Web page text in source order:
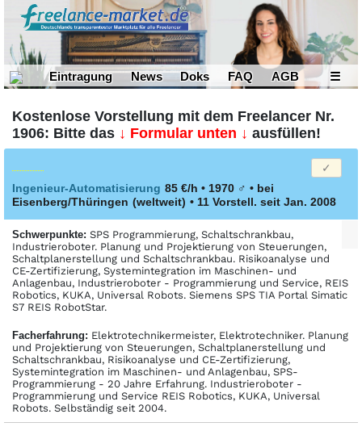
Eintragung News Doks FAQ AGB ☰
Kostenlose Vorstellung mit dem Freelancer Nr.
1906: Bitte das ↓ Formular unten ↓ ausfüllen!
Ingenieur-Automatisierung 85 €/h • 1970 ♂ • bei
Eisenberg/Thüringen (weltweit) • 11 Vorstell. seit Jan. 2008
Schwerpunkte: SPS Programmierung, Schaltschrankbau,
Industrieroboter. Planung und Projektierung von Steuerungen,
Schaltplanerstellung und Schaltschrankbau. Risikoanalyse und
CE-Zertifizierung, Systemintegration im Maschinen- und
Anlagenbau, Industrieroboter - Programmierung und Service, REIS
Robotics, KUKA, Universal Robots. Siemens SPS TIA Portal Simatic
S7 REIS RobotStar.
Facher­fahrung: Elektrotechnikermeister, Elektrotechniker. Planung
und Projektierung von Steuerungen, Schaltplanerstellung und
Schaltschrankbau, Risikoanalyse und CE-Zertifizierung,
Systemintegration im Maschinen- und Anlagenbau, SPS-
Programmierung - 20 Jahre Erfahrung. Industrieroboter -
Programmierung und Service REIS Robotics, KUKA, Universal
Robots. Selbständig seit 2004.